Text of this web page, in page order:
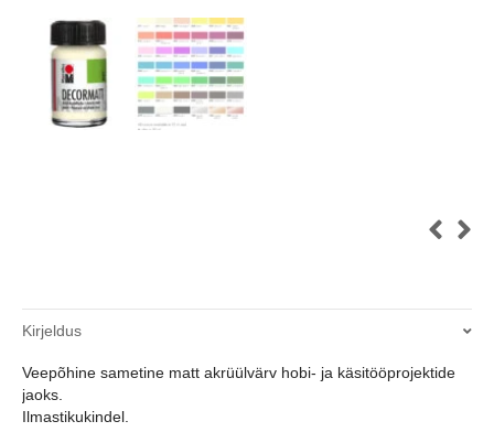
Kirjeldus
Veepõhine sametine matt akrüülvärv hobi- ja käsitööprojektide
jaoks.
Ilmastikukindel.